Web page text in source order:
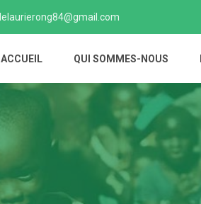
lelaurierong84@gmail.com
ACCUEIL QUI SOMMES-NOUS